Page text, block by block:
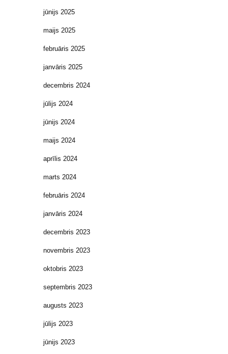
jūnijs 2025
maijs 2025
februāris 2025
janvāris 2025
decembris 2024
jūlijs 2024
jūnijs 2024
maijs 2024
aprīlis 2024
marts 2024
februāris 2024
janvāris 2024
decembris 2023
novembris 2023
oktobris 2023
septembris 2023
augusts 2023
jūlijs 2023
jūnijs 2023